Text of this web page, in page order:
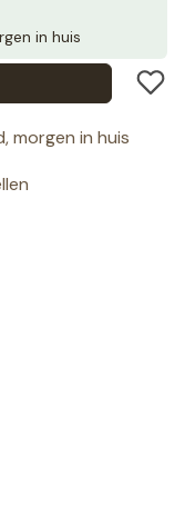
in huis
morgen in huis